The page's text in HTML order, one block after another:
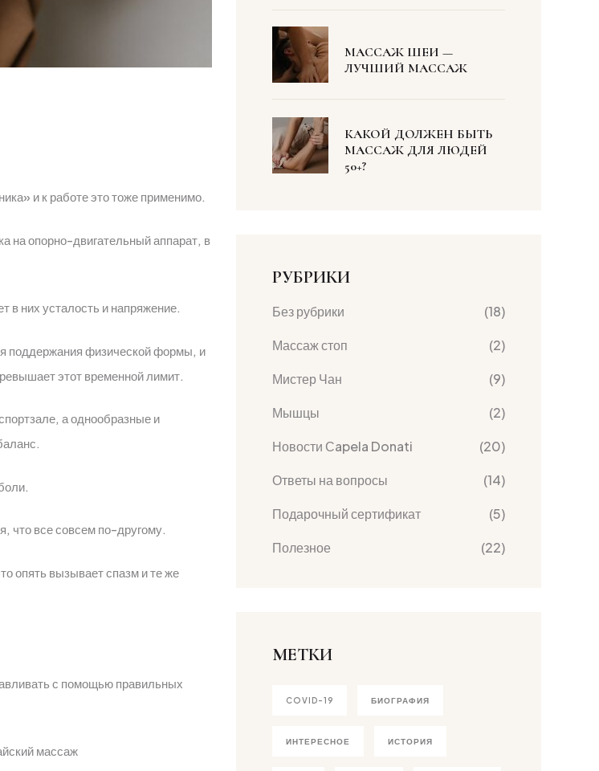
и к работе это тоже применимо.
на опорно-двигательный аппарат, в
них усталость и напряжение.
поддержания физической формы, и
этот временной лимит.
а однообразные и
что все совсем по-другому.
опять вызывает спазм и те же
с помощью правильных
массаж
МАССАЖ ШЕИ —
ЛУЧШИЙ МАССАЖ
КАКОЙ ДОЛЖЕН БЫТЬ
МАССАЖ ДЛЯ ЛЮДЕЙ
50+?
РУБРИКИ
Без рубрики
(18)
Массаж стоп
(2)
Мистер Чан
(9)
Мышцы
(2)
Новости Сapela Donati
(20)
Ответы на вопросы
(14)
Подарочный сертификат
(5)
Полезное
(22)
МЕТКИ
COVID-19 БИОГРАФИЯ
ИНТЕРЕСНОЕ ИСТОРИЯ